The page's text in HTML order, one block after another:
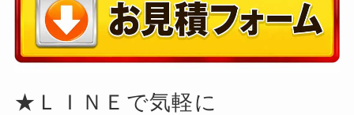
★ＬＩＮＥで気軽に